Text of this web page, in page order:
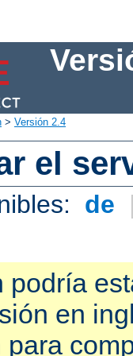
> Versión 2.4
el
de
podría
en